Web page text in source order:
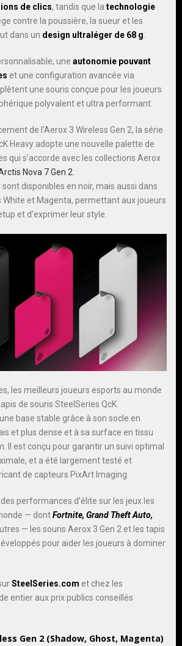
de clics, tandis que la technologie
contre la poussière, la sueur et les
dans un design ultraléger de 68 g
une autonomie pouvant
et une configuration avancée via
une souris conçue pour les joueurs
polyvalent et ultra performant.
de l’Aerox 3 Wireless Gen 2, la série
Heavy adopte une nouvelle palette de
qui s’accorde avec les collections Aerox
Nova 7 Gen 2
sont disponibles en noir, mais aussi dans
White et Magenta, permettant aux joueurs
et d’exprimer leur style.
les meilleurs joueurs esports au monde
de souris SteelSeries QcK.
base stable grâce à son socle en
et plus dense et à sa surface en tissu
Il est conçu pour garantir un suivi optimal
et a été largement testé et
de capteurs PixArt Imaging.
performances d’élite sur les jeux les
— dontFortnite, Grand Theft Auto,
— les souris Aerox 3 Gen 2 et les tapis
pour aider les joueurs à dominer
SteelSeries.com et chez les
entier aux prix publics conseillés
Gen 2 (Shadow, Ghost, Magenta)